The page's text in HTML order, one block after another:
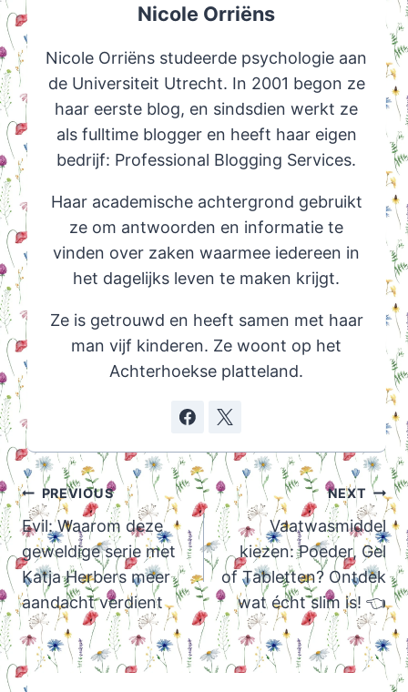
Nicole Orriëns
Nicole Orriëns studeerde psychologie aan
de Universiteit Utrecht. In 2001 begon ze
haar eerste blog, en sindsdien werkt ze
als fulltime blogger en heeft haar eigen
bedrijf: Professional Blogging Services.
Haar academische achtergrond gebruikt
ze om antwoorden en informatie te
vinden over zaken waarmee iedereen in
het dagelijks leven te maken krijgt.
Ze is getrouwd en heeft samen met haar
man vijf kinderen. Ze woont op het
Achterhoekse platteland.
Post
navigation
PREVIOUS
Evil: Waarom deze
geweldige serie met
Katja Herbers meer
aandacht verdient
NEXT
Vaatwasmiddel
kiezen: Poeder, Gel
of Tabletten? Ontdek
wat écht slim is! 👈